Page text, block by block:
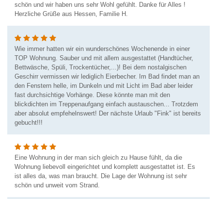
schön und wir haben uns sehr Wohl gefühlt. Danke für Alles !
Herzliche Grüße aus Hessen, Familie H.
Wie immer hatten wir ein wunderschönes Wochenende in einer
TOP Wohnung. Sauber und mit allem ausgestattet (Handtücher,
Bettwäsche, Spüli, Trockentücher,...)! Bei dem nostalgischen
Geschirr vermissen wir lediglich Eierbecher. Im Bad findet man an
den Fenstern helle, im Dunkeln und mit Licht im Bad aber leider
fast durchsichtige Vorhänge. Diese könnte man mit den
blickdichten im Treppenaufgang einfach austauschen... Trotzdem
aber absolut empfehelnswert! Der nächste Urlaub "Fink" ist bereits
gebucht!!!
Eine Wohnung in der man sich gleich zu Hause fühlt, da die
Wohnung liebevoll eingerichtet und komplett ausgestattet ist. Es
ist alles da, was man braucht. Die Lage der Wohnung ist sehr
schön und unweit vom Strand.